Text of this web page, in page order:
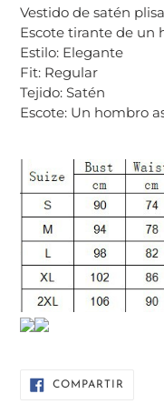
producto
a
tu
carrito
Vestido de satén
Escote tirante de un
Estilo: Elegante
Fit: Regular
Tejido: Satén
Escote: Un hombro
COMPARTIR